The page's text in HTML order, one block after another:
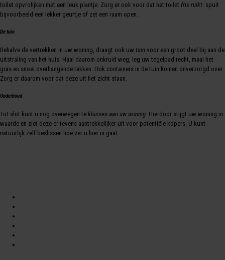
toilet opvrolijken met een leuk plantje. Zorg er ook voor dat het toilet fris ruikt: spuit
bijvoorbeeld een lekker geurtje of zet een raam open.
De tuin
Behalve de vertrekken in uw woning, draagt ook uw tuin voor een groot deel bij aan de
uitstraling van het huis. Haal daarom onkruid weg, leg uw tegelpad recht, maai het
gras en snoei overhangende takken. Ook containers in de tuin komen onverzorgd over.
Zorg er daarom voor dat deze uit het zicht staan.
Onderhoud
Tot slot kunt u nog overwegen te klussen aan uw woning. Hierdoor stijgt uw woning in
waarde en ziet deze er tevens aantrekkelijker uit voor potentiële kopers. U kunt
natuurlijk zelf beslissen hoe ver u hier in gaat.